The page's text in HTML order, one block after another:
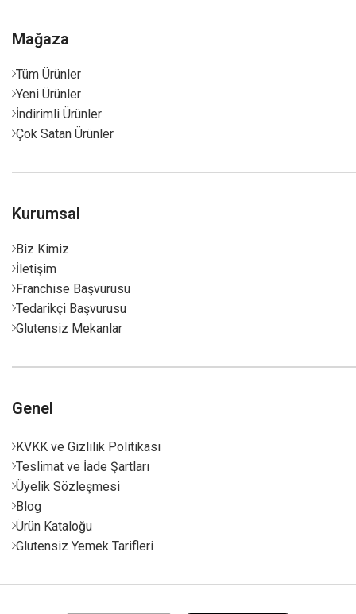
Mağaza
Tüm Ürünler
Yeni Ürünler
İndirimli Ürünler
Çok Satan Ürünler
Kurumsal
Biz Kimiz
İletişim
Franchise Başvurusu
Tedarikçi Başvurusu
Glutensiz Mekanlar
Genel
KVKK ve Gizlilik Politikası
Teslimat ve İade Şartları
Üyelik Sözleşmesi
Blog
Ürün Kataloğu
Glutensiz Yemek Tarifleri